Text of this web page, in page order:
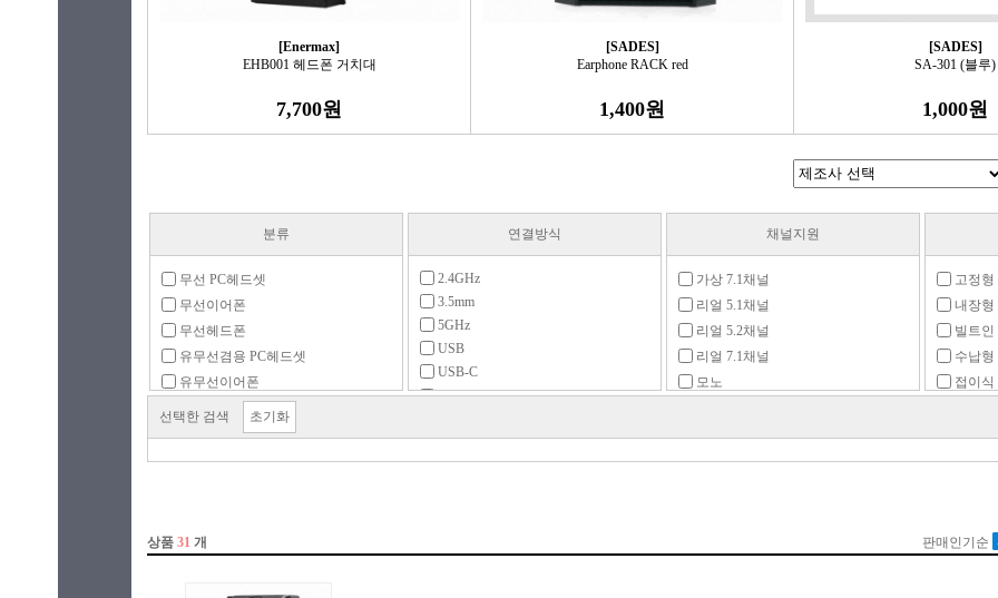
[Enermax]
EHB001 헤드폰 거치대
7,700원
[SADES]
Earphone RACK red
1,400원
[SADES]
SA-301 (블루)
1,000원
분류
무선 PC헤드셋
무선이어폰
무선헤드폰
유무선겸용 PC헤드셋
유무선이어폰
유무선헤드폰
유선 PC헤드셋
유선이어폰
주변용품
연결방식
2.4GHz
3.5mm
5GHz
USB
USB-C
USB-C동글
채널지원
가상 7.1채널
리얼 5.1채널
리얼 5.2채널
리얼 7.1채널
모노
고정형
내장형
빌트인
수납형
접이식
선택한 검색 초기화